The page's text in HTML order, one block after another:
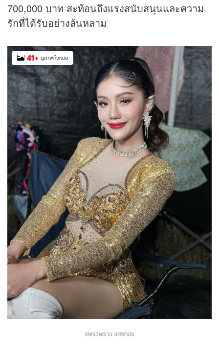
700,000 บาท สะท้อนถึงแรงสนับสนุนและความ
รักที่ได้รับอย่างล้นหลาม
41+ ดูภาพทั้งหมด
แพรวพราว แสงทอง